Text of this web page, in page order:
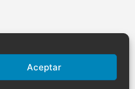
Aceptar